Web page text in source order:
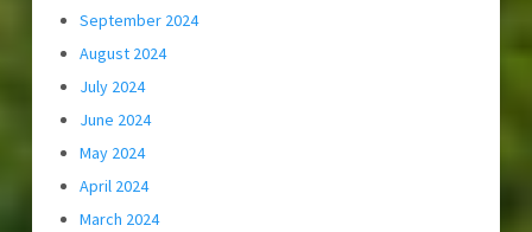
September 2024
August 2024
July 2024
June 2024
May 2024
April 2024
March 2024